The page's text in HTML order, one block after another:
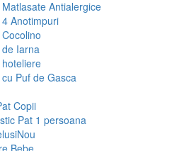
Matlasate Antialergice
4 Anotimpuri
de Iarna
hoteliere
cu Puf de Gasca
Copii
Pat 1 persoana
Nou
Bebe